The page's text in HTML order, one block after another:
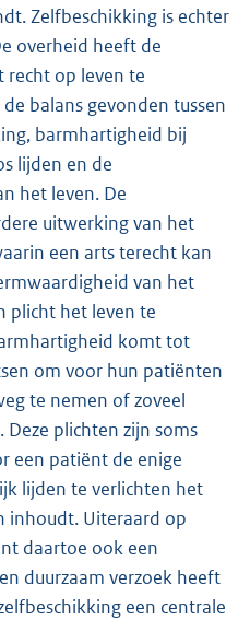
Zelfbeschikking is echter
overheid heeft de
recht op leven te
balans gevonden tussen
barmhartigheid bij
lijden en de
het leven. De
uitwerking van het
een arts terecht kan
van het
plicht het leven te
komt tot
om voor hun patiënten
te nemen of zoveel
plichten zijn soms
een patiënt de enige
lijden te verlichten het
inhoudt. Uiteraard op
daartoe ook een
duurzaam verzoek heeft
een centrale